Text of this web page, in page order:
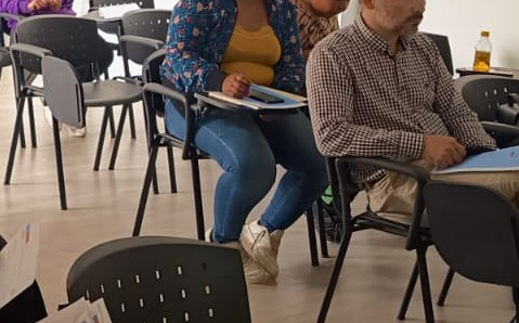
Escuela Abraham Sepúlveda Pizarro
realizó primera Expo Liceos para orientar
trayectorias educativas